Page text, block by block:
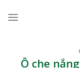
Ô che